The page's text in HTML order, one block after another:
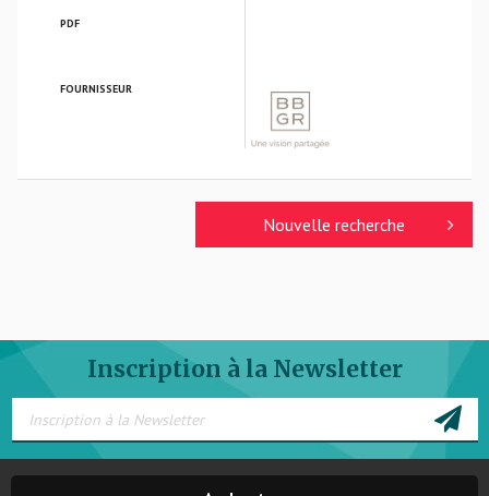
PDF
FOURNISSEUR
Nouvelle recherche
Inscription à la Newsletter